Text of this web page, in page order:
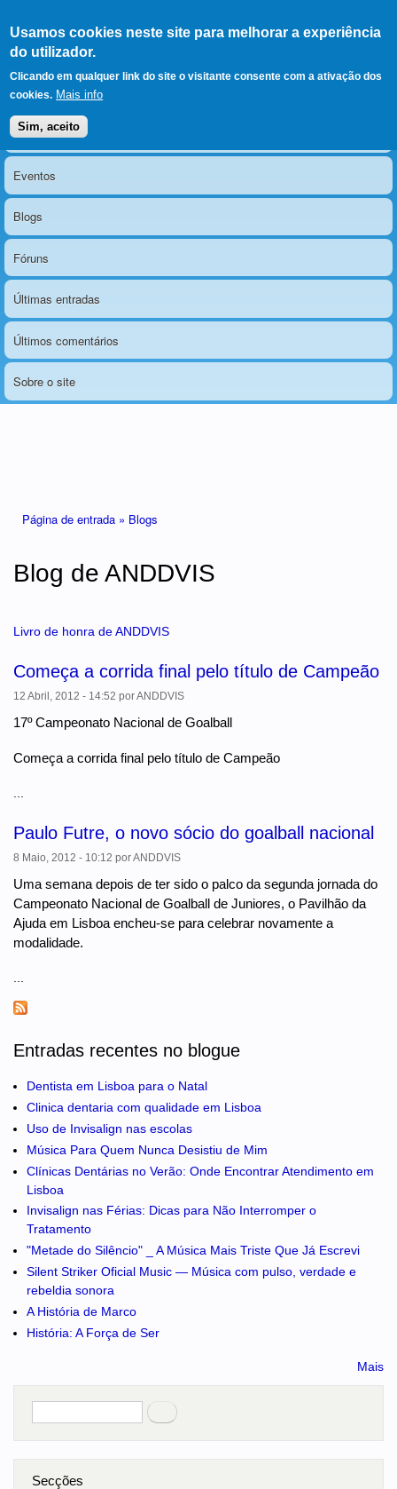
Usamos cookies neste site para melhorar a experiência
do utilizador.
Clicando em qualquer link do site o visitante consente com a ativação dos
cookies. Mais info
Sim, aceito
LERPARAVER , ir para a
página principal
O portal da visão diferente
Menu principal
Notícias
Eventos
Blogs
Fóruns
Últimas entradas
Últimos comentários
Sobre o site
Página de entrada » Blogs
Blog de ANDDVIS
Livro de honra de ANDDVIS
Começa a corrida final pelo título de Campeão
12 Abril, 2012 - 14:52 porANDDVIS
17º Campeonato Nacional de Goalball
Começa a corrida final pelo título de Campeão
Paulo Futre, o novo sócio do goalball nacional
8 Maio, 2012 - 10:12 porANDDVIS
Uma semana depois de ter sido o palco da segunda jornada do
Campeonato Nacional de Goalball de Juniores, o Pavilhão da
Ajuda em Lisboa encheu-se para celebrar novamente a
modalidade.
Entradas recentes no blogue
Dentista em Lisboa para o Natal
Clinica dentaria com qualidade em Lisboa
Uso de Invisalign nas escolas
Música Para Quem Nunca Desistiu de Mim
Clínicas Dentárias no Verão: Onde Encontrar Atendimento em
Lisboa
Invisalign nas Férias: Dicas para Não Interromper o
Tratamento
"Metade do Silêncio" _ A Música Mais Triste Que Já Escrevi
Silent Striker Oficial Music — Música com pulso, verdade e
rebeldia sonora
A História de Marco
História: A Força de Ser
Mais
Pesquisar
no portal
Secções